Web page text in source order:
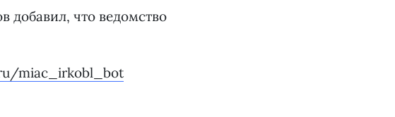
добавил, что ведомство
miac_irkobl_bot